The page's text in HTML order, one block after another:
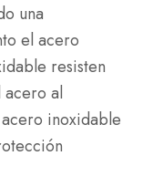
una
el acero
resisten
al
inoxidable